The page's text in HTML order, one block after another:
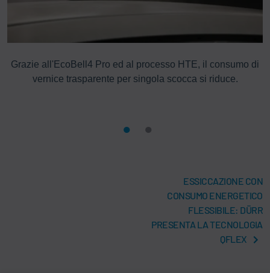
Grazie all'EcoBell4 Pro ed al processo HTE, il consumo di
vernice trasparente per singola scocca si riduce.
ESSICCAZIONE CON
CONSUMO ENERGETICO
FLESSIBILE: DÜRR
PRESENTA LA TECNOLOGIA
QFLEX